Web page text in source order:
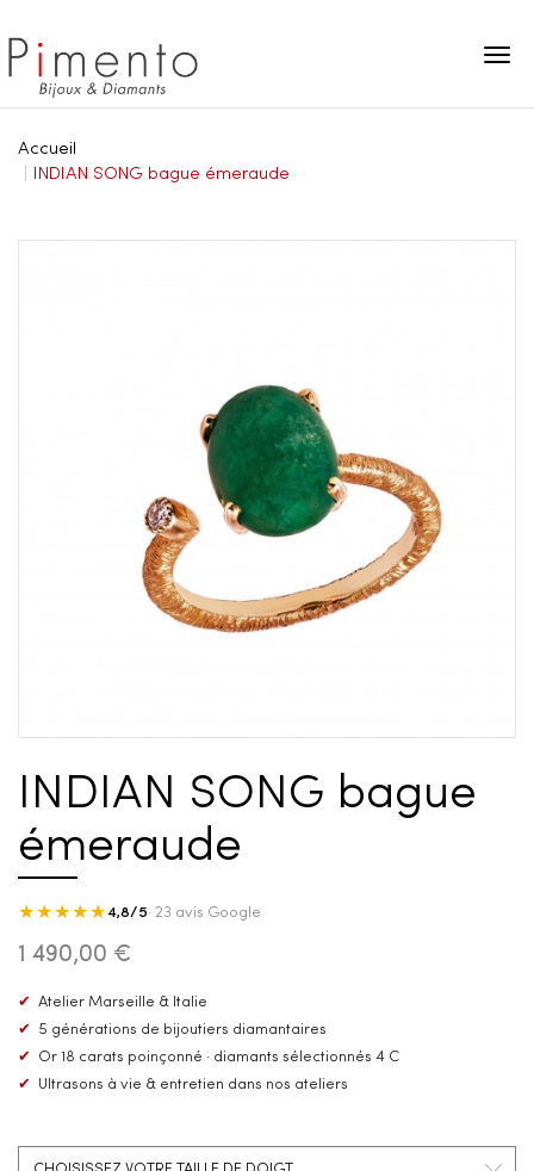
Accueil
INDIAN SONG bague émeraude
INDIAN SONG bague
émeraude
★★★★★4,8/5· 23 avis Google
1 490,00 €
✔ Atelier Marseille & Italie
✔
5 générations de bijoutiers diamantaires
✔
Or 18 carats poinçonné · diamants sélectionnés 4 C
✔
Ultrasons à vie & entretien dans nos ateliers